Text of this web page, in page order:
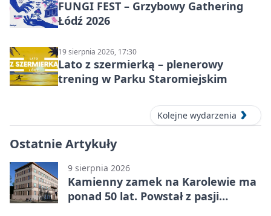
FUNGI FEST – Grzybowy Gathering
Łódź 2026
19 sierpnia 2026, 17:30
Lato z szermierką – plenerowy
trening w Parku Staromiejskim
Kolejne wydarzenia
Ostatnie Artykuły
9 sierpnia 2026
Kamienny zamek na Karolewie ma
ponad 50 lat. Powstał z pasji